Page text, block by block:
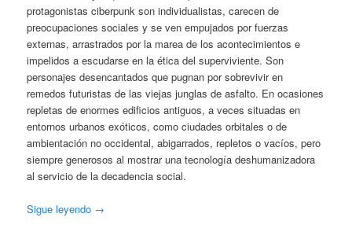
protagonistas ciberpunk son individualistas, carecen de
preocupaciones sociales y se ven empujados por fuerzas
externas, arrastrados por la marea de los acontecimientos e
impelidos a escudarse en la ética del superviviente. Son
personajes desencantados que pugnan por sobrevivir en
remedos futuristas de las viejas junglas de asfalto. En ocasiones
repletas de enormes edificios antiguos, a veces situadas en
entornos urbanos exóticos, como ciudades orbitales o de
ambientación no occidental, abigarrados, repletos o vacíos, pero
siempre generosos al mostrar una tecnología deshumanizadora
al servicio de la decadencia social.
Sigue leyendo →